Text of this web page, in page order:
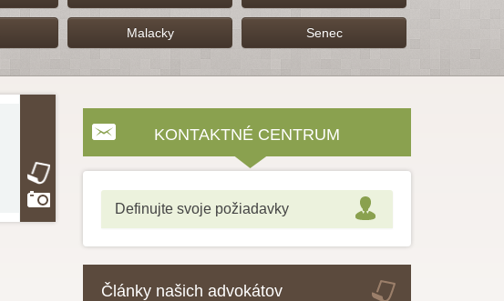
Malacky Senec
KONTAKTNÉ CENTRUM
Definujte svoje požiadavky
Články našich advokátov